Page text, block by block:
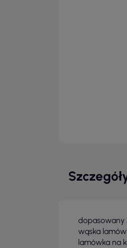
dopasowany
wąska
lamówka na